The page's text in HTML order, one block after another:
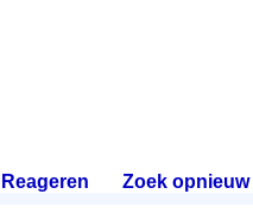
Reageren Zoek opnieuw.